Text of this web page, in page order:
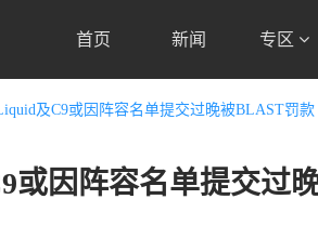
首页 新闻 专区
及C9或因阵容名单提交过晚被BLAST罚款
或因阵容名单提交过